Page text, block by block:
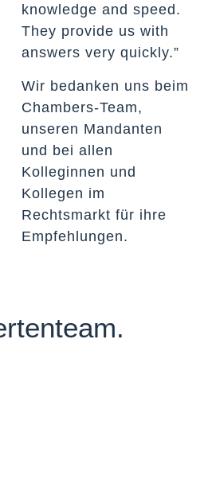
knowledge and speed.
They provide us with
answers very quickly.”
Wir bedanken uns beim
Chambers-Team,
unseren Mandanten
und bei allen
Kolleginnen und
Kollegen im
Rechtsmarkt für ihre
Empfehlungen.